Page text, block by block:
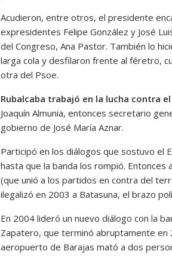
Acudieron, entre otros, el presidente
expresidentes Felipe González y José
del Congreso, Ana Pastor. También lo
larga cola y desfilaron frente al féretro,
otra del Psoe.
Rubalcaba trabajó en la lucha contra
Joaquín Almunia, entonces secretario
gobierno de José María Aznar.
Participó en los diálogos que sostuvo el
hasta que la banda los rompió.
(que unió a los partidos en contra del
ilegalizó en 2003 a Batasuna, el brazo
En 2004 lideró un nuevo diálogo con la
Zapatero, que terminó abruptamente en
aeropuerto de Barajas mató a dos